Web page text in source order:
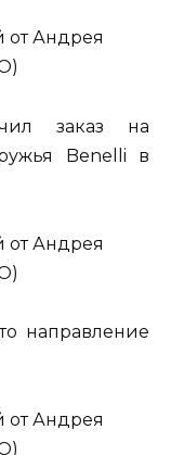
заказ на
Benelli в
направление